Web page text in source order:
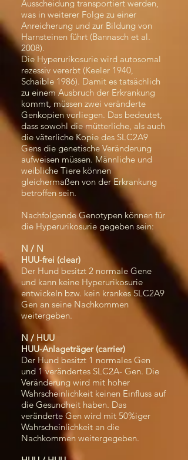
Ausscheidung transportiert werden,
was in weiterer Folge zu einer
Anreicherung und zur Bildung von
Harnsteinen führt (Bannasch et al.
2008).
Die Hyperurikosurie wird autosomal
rezessiv vererbt (Keeler 1940,
Schaible 1986). Damit es tatsächlich
zu einem Ausbruch der Erkrankung
kommt, müssen zwei veränderte
Genkopien vorliegen. Das bedeutet,
dass sowohl die mütterliche, als auch
die väterliche Kopie des SLC2A9
Gens die genetische Veränderung
aufweisen müssen. Männliche und
weibliche Tiere können
gleichermaßen von der Erkrankung
betroffen sein.
Nachfolgende Genotypen können für
die Hyperurikosurie gegeben sein:
N / N
HUU-frei (clear)
Der Hund besitzt 2 normale Gene
und kann keine Hyperurikosurie
entwickeln bzw. kein krankes SLC2A9
Gen an seine Nachkommen
weitergeben.
N / HUU
HUU-Anlageträger (carrier)
Der Hund besitzt 1 normales Gen
und 1 verändertes SLC2A- Gen. Die
Veränderung wird mit hoher
Wahrscheinlichkeit keinen Einfluss auf
die Gesundheit haben. Das
veränderte Gen wird mit 50%iger
Wahrscheinlichkeit an die
Nachkommen weitergegeben.